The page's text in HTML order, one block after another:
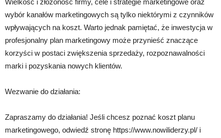
Wielkość i złożoność firmy, cele i strategie marketingowe oraz
wybór kanałów marketingowych są tylko niektórymi z czynników
wpływających na koszt. Warto jednak pamiętać, że inwestycja w
profesjonalny plan marketingowy może przynieść znaczące
korzyści w postaci zwiększenia sprzedaży, rozpoznawalności
marki i pozyskania nowych klientów.
Wezwanie do działania:
Zapraszamy do działania! Jeśli chcesz poznać koszt planu
marketingowego, odwiedź stronę https://www.nowiliderzy.pl/ i